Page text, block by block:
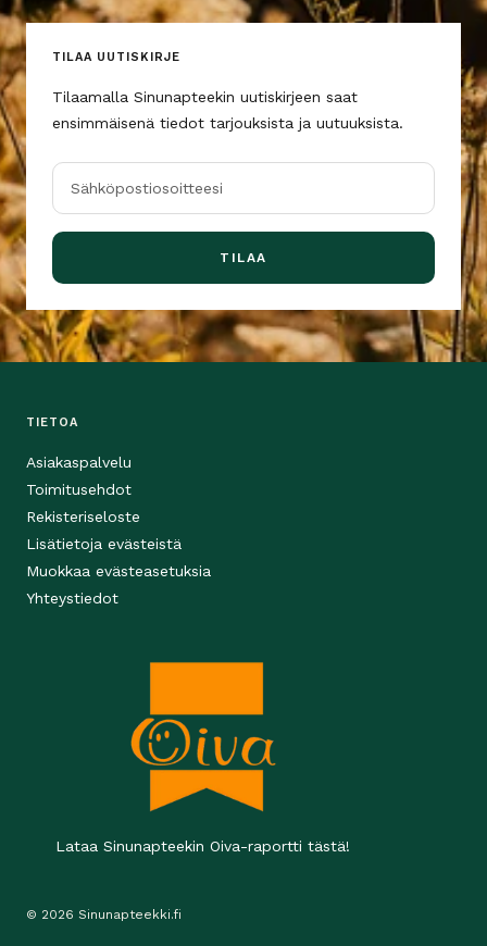
TILAA UUTISKIRJE
Tilaamalla Sinunapteekin uutiskirjeen saat
ensimmäisenä tiedot tarjouksista ja uutuuksista.
Sähköpostiosoitteesi
TILAA
TIETOA
Asiakaspalvelu
Toimitusehdot
Rekisteriseloste
Lisätietoja evästeistä
Muokkaa evästeasetuksia
Yhteystiedot
Lataa Sinunapteekin Oiva-raportti tästä!
© 2026 Sinunapteekki.fi